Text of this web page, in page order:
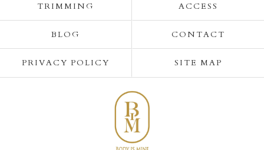
TRIMMING ACCESS
BLOG CONTACT
PRIVACY POLICY SITE MAP